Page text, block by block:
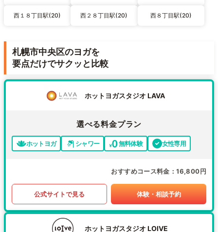
西１８丁目駅(20) 西２８丁目駅(20) 西８丁目駅(20)
札幌市中央区のヨガを
要点だけでサクッと比較
ホットヨガスタジオ LAVA
選べる料金プラン
ホットヨガ シャワー 無料体験 女性専用
おすすめコース料金 16,800円
公式サイトで見る 体験・相談予約
ホットヨガスタジオ LOIVE